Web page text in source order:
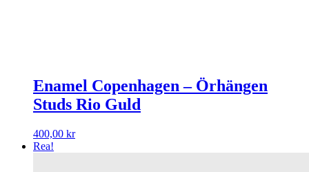
Enamel Copenhagen – Örhängen
Studs Rio Guld
400,00 kr
Rea!